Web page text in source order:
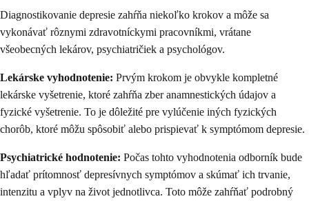
Diagnostikovanie depresie zahŕňa niekoľko krokov a môže sa
vykonávať rôznymi zdravotníckymi pracovníkmi, vrátane
všeobecných lekárov, psychiatričiek a psychológov.
Lekárske vyhodnotenie: Prvým krokom je obvykle kompletné
lekárske vyšetrenie, ktoré zahŕňa zber anamnestických údajov a
fyzické vyšetrenie. To je dôležité pre vylúčenie iných fyzických
chorôb, ktoré môžu spôsobiť alebo prispievať k symptómom depresie.
Psychiatrické hodnotenie: Počas tohto vyhodnotenia odborník bude
hľadať prítomnosť depresívnych symptómov a skúmať ich trvanie,
intenzitu a vplyv na život jednotlivca. Toto môže zahŕňať podrobný